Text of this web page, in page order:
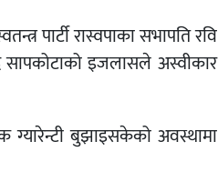
पार्टी रास्वपाका सभापति रवि
सापकोटाको इजलासले अस्वीकार
बुझाइसकेको अवस्थामा